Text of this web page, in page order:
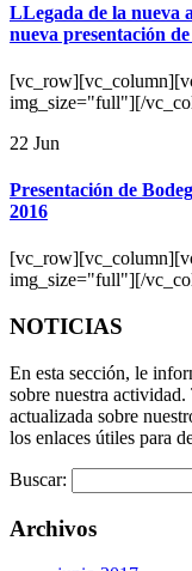
LLegada de la nueva
nueva presentación
img_size="full"][/
22 Jun
Presentación de
2016
img_size="full"][/
NOTICIAS
En esta sección, le
sobre nuestra
actualizada sobre
los enlaces útiles para
Buscar:
Archivos